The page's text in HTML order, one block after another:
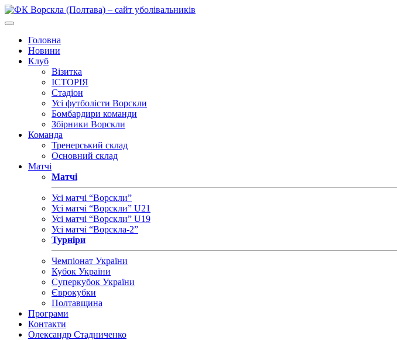
Головна
Новини
Клуб
Візитка
ІСТОРІЯ
Стадіон
Усі футболісти Ворскли
Бомбардири команди
Збірники Ворскли
Команда
Тренерський склад
Основний склад
Матчі
Матчі
Усі матчі “Ворскли”
Усі матчі “Ворскли” U21
Усі матчі “Ворскли” U19
Усі матчі “Ворскла-2”
Турніри
Чемпіонат України
Кубок України
Суперкубок України
Єврокубки
Полтавщина
Програми
Контакти
Олександр Стадниченко